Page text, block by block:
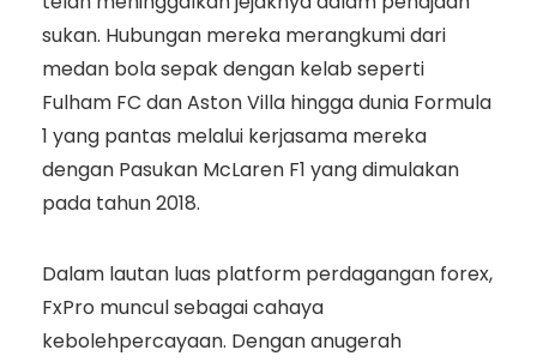
sukan. Hubungan mereka merangkumi dari
medan bola sepak dengan kelab seperti
Fulham FC dan Aston Villa hingga dunia Formula
1 yang pantas melalui kerjasama mereka
dengan Pasukan McLaren F1 yang dimulakan
pada tahun 2018.
Dalam lautan luas platform perdagangan forex,
FxPro muncul sebagai cahaya
kebolehpercayaan. Dengan anugerah